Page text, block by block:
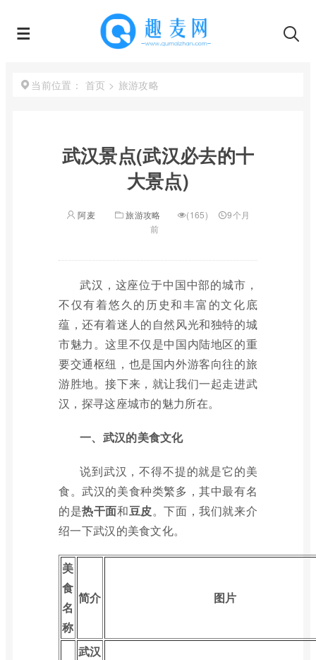
当前位置： 首页 > 旅游攻略
武汉景点(武汉必去的十
大景点)
阿麦 旅游攻略 (165)
9个月
前
武汉，这座位于中国中部的城市，
不仅有着悠久的历史和丰富的文化底
蕴，还有着迷人的自然风光和独特的城
市魅力。这里不仅是中国内陆地区的重
要交通枢纽，也是国内外游客向往的旅
游胜地。接下来，就让我们一起走进武
汉，探寻这座城市的魅力所在。
一、武汉的美食文化
说到武汉，不得不提的就是它的美
食。武汉的美食种类繁多，其中最有名
的是热干面和豆皮。下面，我们就来介
绍一下武汉的美食文化。
美
食
名
称
简介 图片
武汉